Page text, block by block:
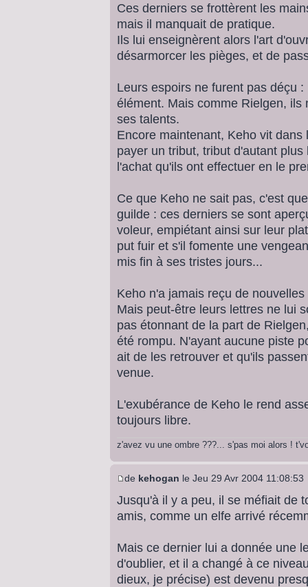
Ces derniers se frottèrent les
mais il manquait de pratique.
Ils lui enseignèrent alors l'art
désarmorcer les pièges, et de
Leurs espoirs ne furent pas déçu
élément. Mais comme Rielgen,
ses talents.
Encore maintenant, Keho vit
payer un tribut, tribut d'autant
l'achat qu'ils ont effectuer en le
Ce que Keho ne sait pas, c'est
guilde : ces derniers se sont
voleur, empiétant ainsi sur leur
put fuir et s'il fomente une
mis fin à ses tristes jours...
Keho n'a jamais reçu de
Mais peut-être leurs lettres ne lui
pas étonnant de la part de
été rompu. N'ayant aucune piste
ait de les retrouver et qu'ils
venue.
L'exubérance de Keho le rend
toujours libre.
z'avez vu une ombre ???... s'pas moi alors !
de kehogan le Jeu 29 Avr 2004 11:08:53
Jusqu'à il y a peu, il se méfiait de
amis, comme un elfe arrivé
Mais ce dernier lui a donnée une
d'oublier, et il a changé à ce
dieux, je précise) est devenu